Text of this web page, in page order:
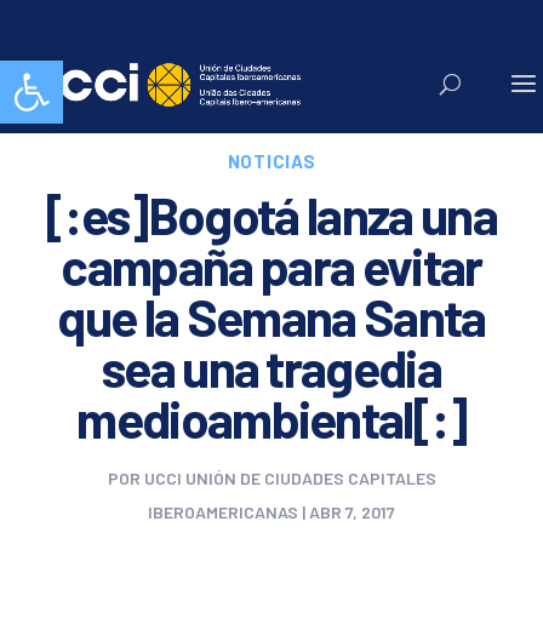
Abrir barra de herramientas
NOTICIAS
[:es]Bogotá lanza una
campaña para evitar
que la Semana Santa
sea una tragedia
medioambiental[:]
POR UCCI UNIÓN DE CIUDADES CAPITALES
IBEROAMERICANAS | ABR 7, 2017